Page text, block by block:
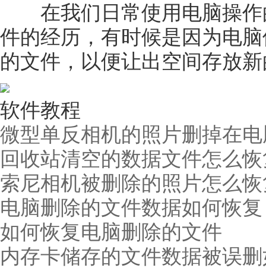
在我们日常使用电脑操作
件的经历，有时候是因为电
的文件，以便让出空间存放
软件教程
微型单反相机的照片删掉在
回收站清空的数据文件怎么
索尼相机被删除的照片怎么
电脑删除的文件数据如何恢复
如何恢复电脑删除的文件
内存卡储存的文件数据被误